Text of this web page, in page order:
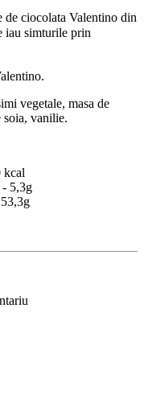
de ciocolata Valentino din
iau simturile prin
vegetale, masa de
soia, vanilie.
kcal
5,3g